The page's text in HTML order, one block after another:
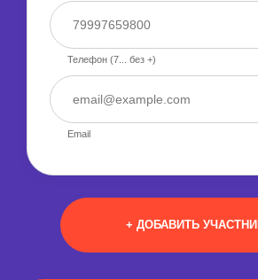
Телефон (7... без +)
Email
+ ДОБАВИТЬ